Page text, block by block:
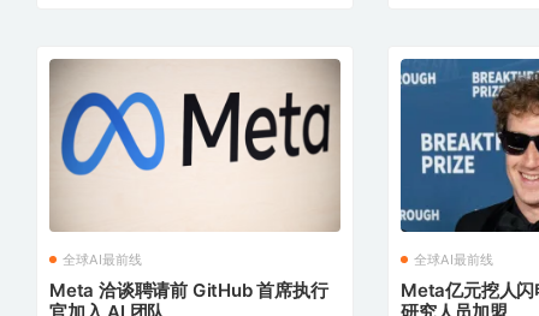
全球AI最前线
Meta 洽谈聘请前 GitHub 首席执行
全球AI最前线
Meta亿元挖人